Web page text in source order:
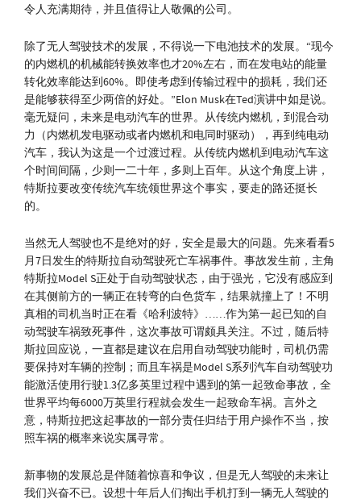
令人充满期待，并且值得让人敬佩的公司。
除了无人驾驶技术的发展，不得说一下电池技术的发展。“现今
的内燃机的机械能转换效率也才20%左右，而在发电站的能量
转化效率能达到60%。即使考虑到传输过程中的损耗，我们还
是能够获得至少两倍的好处。”Elon Musk在Ted演讲中如是说。
毫无疑问，未来是电动汽车的世界。从传统内燃机，到混合动
力（内燃机发电驱动或者内燃机和电同时驱动），再到纯电动
汽车，我认为这是一个过渡过程。从传统内燃机到电动汽车这
个时间间隔，少则一二十年，多则上百年。从这个角度上讲，
特斯拉要改变传统汽车统领世界这个事实，要走的路还挺长
的。
当然无人驾驶也不是绝对的好，安全是最大的问题。先来看看5
月7日发生的特斯拉自动驾驶死亡车祸事件。事故发生前，主角
特斯拉Model S正处于自动驾驶状态，由于强光，它没有感应到
在其侧前方的一辆正在转弯的白色货车，结果就撞上了！不明
真相的司机当时正在看《哈利波特》……作为第一起已知的自
动驾驶车祸致死事件，这次事故可谓颇具关注。不过，随后特
斯拉回应说，一直都是建议在启用自动驾驶功能时，司机仍需
要保持对车辆的控制；而且车祸是Model S系列汽车自动驾驶功
能激活使用行驶1.3亿多英里过程中遇到的第一起致命事故，全
世界平均每6000万英里行程就会发生一起致命车祸。言外之
意，特斯拉把这起事故的一部分责任归结于用户操作不当，按
照车祸的概率来说实属寻常。
新事物的发展总是伴随着惊喜和争议，但是无人驾驶的未来让
我们兴奋不已。设想十年后人们掏出手机打到一辆无人驾驶的